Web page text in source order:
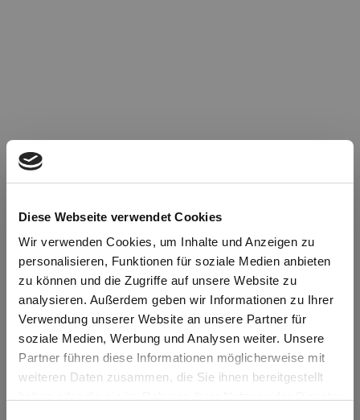
Diese Webseite verwendet Cookies
Wir verwenden Cookies, um Inhalte und Anzeigen zu
personalisieren, Funktionen für soziale Medien anbieten
zu können und die Zugriffe auf unsere Website zu
analysieren. Außerdem geben wir Informationen zu Ihrer
Verwendung unserer Website an unsere Partner für
soziale Medien, Werbung und Analysen weiter. Unsere
Partner führen diese Informationen möglicherweise mit
weiteren Daten zusammen, die Sie ihnen bereitgestellt
Oops!
Something went wrong. Please try refreshing the
app
Refresh